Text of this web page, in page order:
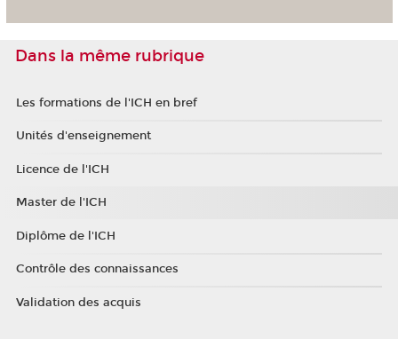
Dans la même rubrique
Les formations de l'ICH en bref
Unités d'enseignement
Licence de l'ICH
Master de l'ICH
Diplôme de l'ICH
Contrôle des connaissances
Validation des acquis